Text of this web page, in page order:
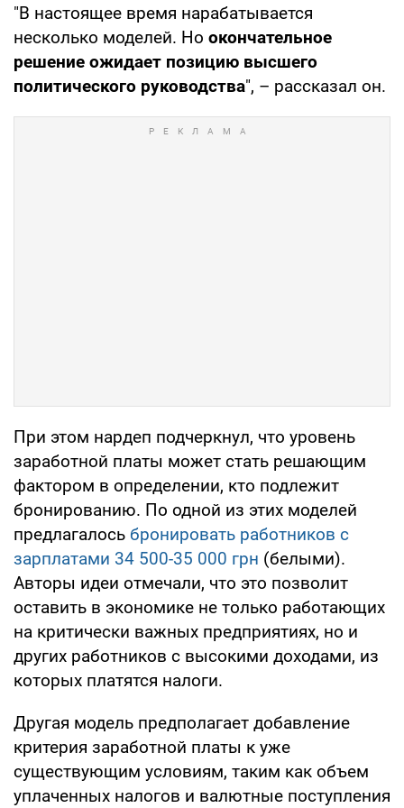
"В настоящее время нарабатывается
несколько моделей. Но окончательное
решение ожидает позицию высшего
политического руководства", – рассказал он.
При этом нардеп подчеркнул, что уровень
заработной платы может стать решающим
фактором в определении, кто подлежит
бронированию. По одной из этих моделей
предлагалось бронировать работников с
зарплатами 34 500-35 000 грн (белыми).
Авторы идеи отмечали, что это позволит
оставить в экономике не только работающих
на критически важных предприятиях, но и
других работников с высокими доходами, из
которых платятся налоги.
Другая модель предполагает добавление
критерия заработной платы к уже
существующим условиям, таким как объем
уплаченных налогов и валютные поступления